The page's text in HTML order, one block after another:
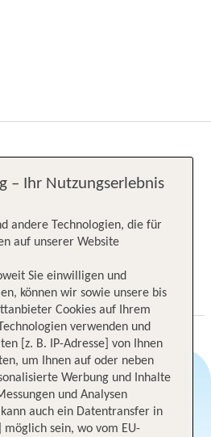
24/7 TUI Service
– Ihr Nutzungserlebnis
andere Technologien, die für
auf unserer Website
Sie einwilligen und
können wir sowie unsere bis
Cookies auf Ihrem
verwenden und
[z. B. IP-Adresse] von Ihnen
um Ihnen auf oder neben
Werbung und Inhalte
und Analysen
auch ein Datentransfer in
möglich sein, wo vom EU-